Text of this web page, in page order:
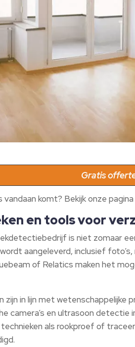
Gratis
vandaan komt? Bekijk onze
en tools voor
is niet zomaar
aangeleverd, inclusief
of Relatics maken het
in lijn met
camera’s en ultrasoon detectie
als rookproef of